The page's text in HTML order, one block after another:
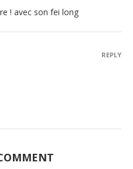
! avec son fei long
REPLY